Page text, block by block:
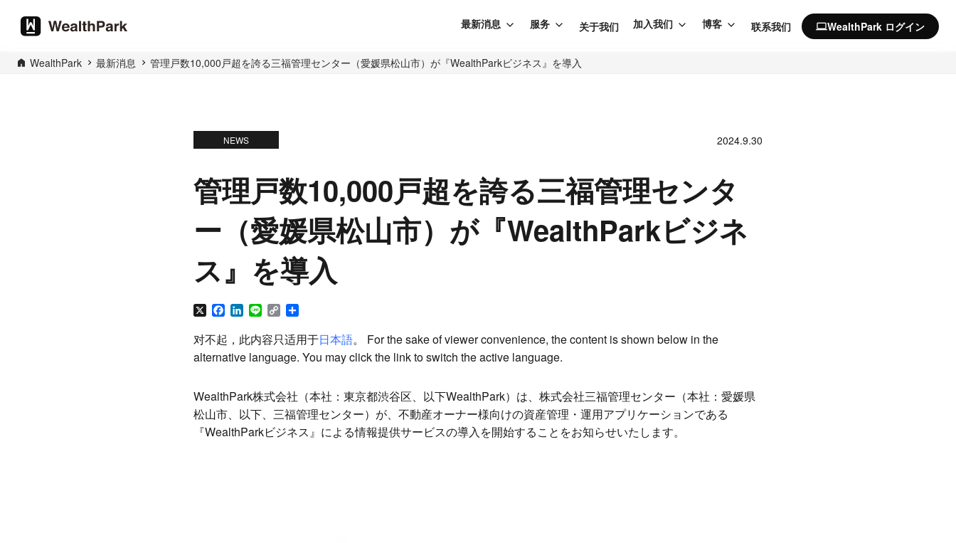
最新消息 服务 关于我们 加入我们 博客 联系我们 computerWealthPark ログイン
WealthPark 最新消息 管理戸数10,000戸超を誇る三福管理センター（愛媛県松山市）が『WealthParkビジネス』を導入
NEWS 2024.9.30
管理戸数10,000戸超を誇る三福管理センタ
ー（愛媛県松山市）が『WealthParkビジネ
ス』を導入
X Facebook
LinkedIn
Line Copy
对不起，此内容只适用于日本語。 For the sake of viewer convenience, the content is shown below in the
alternative language. You may click the link to switch the active language.
WealthPark株式会社（本社：東京都渋谷区、以下WealthPark）は、株式会社三福管理センター（本社：愛媛県
松山市、以下、三福管理センター）が、不動産オーナー様向けの資産管理・運用アプリケーションである
『WealthParkビジネス』による情報提供サービスの導入を開始することをお知らせいたします。